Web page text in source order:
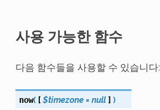
사용 가능한 함수
다음 함수들을 사용할 수 있습니다:
now( [ $timezone = null ] )